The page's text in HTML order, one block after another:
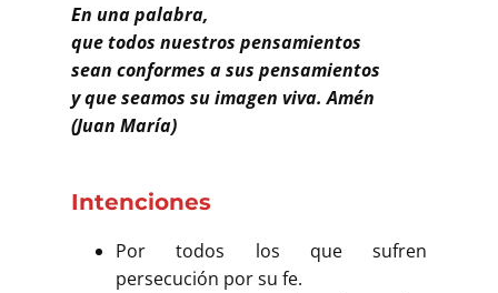
En una palabra,
que todos nuestros pensamientos
sean conformes a sus pensamientos
y que seamos su imagen viva. Amén
(Juan María)
Intenciones
Por todos los que sufren
persecución por su fe.